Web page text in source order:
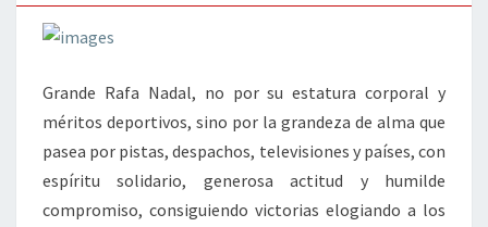
Grande Rafa Nadal, no por su estatura corporal y
méritos deportivos, sino por la grandeza de alma que
pasea por pistas, despachos, televisiones y países, con
espíritu solidario, generosa actitud y humilde
compromiso, consiguiendo victorias elogiando a los